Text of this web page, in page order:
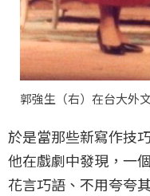
郭強生（右）在台大外
於是當那些新寫作技
他在戲劇中發現，一
花言巧語、不用夸夸